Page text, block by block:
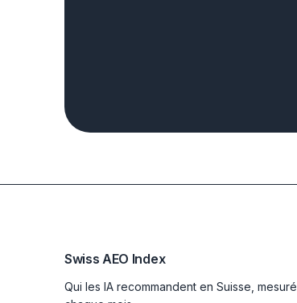
Swiss AEO Index
Qui les IA recommandent en Suisse, mesuré